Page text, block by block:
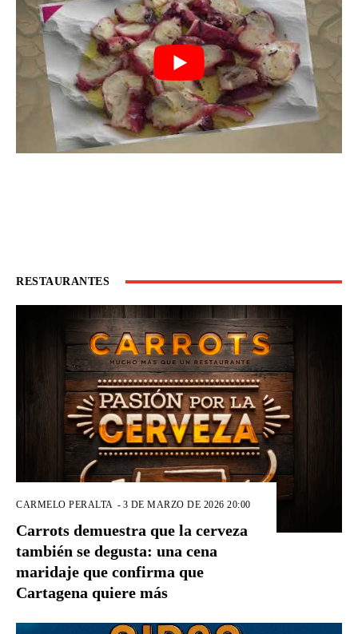
RESTAURANTES
CARMELO PERALTA - 3 DE MARZO DE 2026 20:00
Carrots demuestra que la cerveza
también se degusta: una cena
maridaje que confirma que
Cartagena quiere más